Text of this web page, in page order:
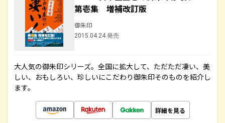
第壱集 増補改訂版
御朱印
2015.04.24 発売
大人気の御朱印シリーズ。全国に拡大して、ただただ凄い、美
しい、おもしろい、珍しいにこだわり御朱印そのものを紹介し
ます。
詳細を見る